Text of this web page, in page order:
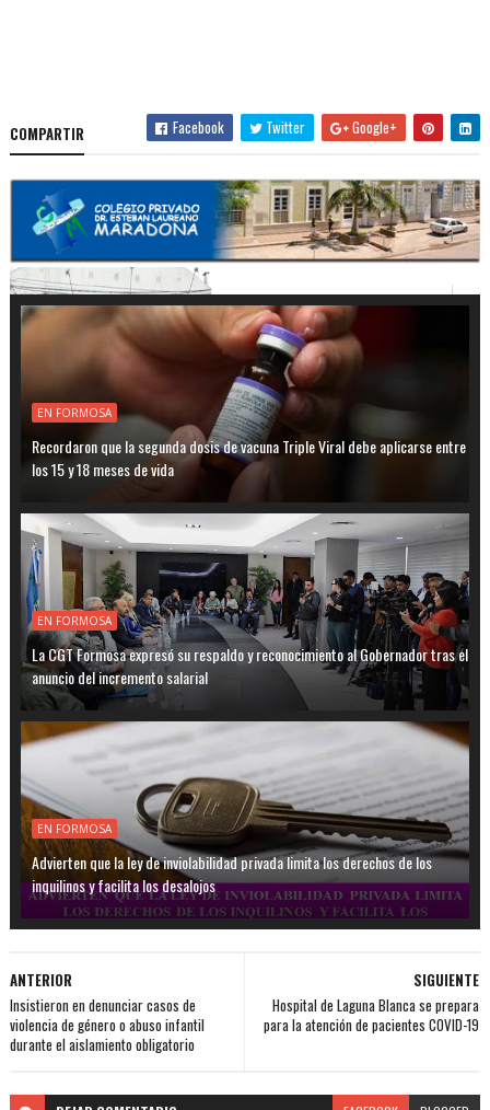
COMPARTIR Facebook Twitter Google+
EN FORMOSA
Recordaron que la segunda dosis de vacuna Triple Viral debe aplicarse entre
los 15 y 18 meses de vida
EN FORMOSA
La CGT Formosa expresó su respaldo y reconocimiento al Gobernador tras el
anuncio del incremento salarial
EN FORMOSA
Advierten que la ley de inviolabilidad privada limita los derechos de los
inquilinos y facilita los desalojos
SIGUIENTE
Hospital de Laguna Blanca se prepara
para la atención de pacientes COVID-19
ANTERIOR
Insistieron en denunciar casos de
violencia de género o abuso infantil
durante el aislamiento obligatorio